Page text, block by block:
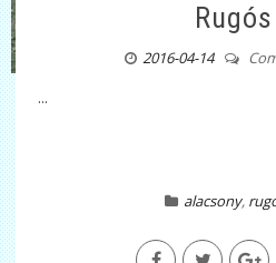
2016-04-14
...
alacsony,